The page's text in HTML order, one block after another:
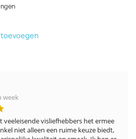
week
veeleisende visliefhebbers het ermee
niet alleen een ruime keuze biedt,